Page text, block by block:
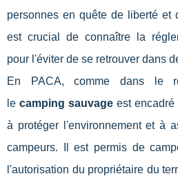
personnes en quête de liberté et
est crucial de connaître la
pour l'éviter de se retrouver dans
En PACA, comme dans le
le camping sauvageest encadré
à protéger l'environnement et à
campeurs. Il est permis de
l'autorisation du propriétaire du